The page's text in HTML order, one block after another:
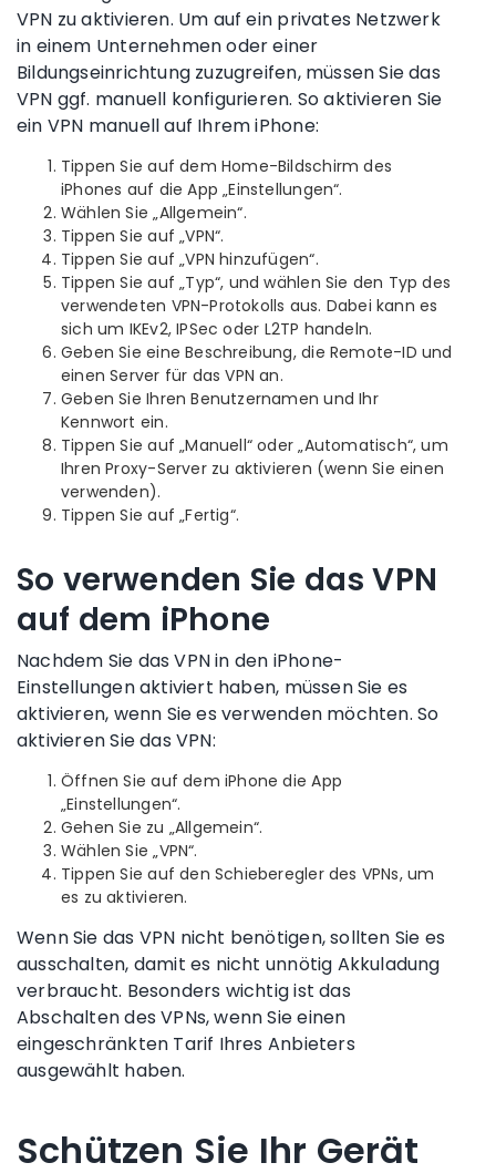
VPN zu aktivieren. Um auf ein privates Netzwerk
in einem Unternehmen oder einer
Bildungseinrichtung zuzugreifen, müssen Sie das
VPN ggf. manuell konfigurieren. So aktivieren Sie
ein VPN manuell auf IhremiPhone:
Tippen Sie auf dem Home-Bildschirmdes
iPhones auf die App „Einstellungen“.
Wählen Sie „Allgemein“.
Tippen Sie auf „VPN“.
Tippen Sie auf „VPN hinzufügen“.
Tippen Sie auf „Typ“, und wählen Sie den Typ des
verwendeten VPN-Protokolls aus. Dabei kann es
sich um IKEv2,IPSec oder L2TP handeln.
Geben Sie eine Beschreibung, die Remote-ID und
einen Server für das VPN an.
Geben Sie Ihren Benutzernamen und Ihr
Kennwort ein.
Tippen Sie auf „Manuell“ oder „Automatisch“, um
Ihren Proxy-Server zu aktivieren (wenn Sie einen
verwenden).
Tippen Sie auf „Fertig“.
So verwenden Sie das VPN
auf dem iPhone
Nachdem Sie das VPN in den iPhone-
Einstellungen aktiviert haben, müssen Sie es
aktivieren, wenn Sie es verwenden möchten. So
aktivieren Sie das VPN:
Öffnen Sie auf dem iPhone die App
„Einstellungen“.
Gehen Sie zu „Allgemein“.
Wählen Sie „VPN“.
Tippen Sie auf den Schieberegler des VPNs, um
es zu aktivieren.
Wenn Sie das VPN nicht benötigen, sollten Sie es
ausschalten, damit es nicht unnötig Akkuladung
verbraucht. Besonders wichtig ist das
Abschalten des VPNs, wenn Sie einen
eingeschränkten Tarif Ihres Anbieters
ausgewählt haben.
Schützen Sie Ihr Gerät